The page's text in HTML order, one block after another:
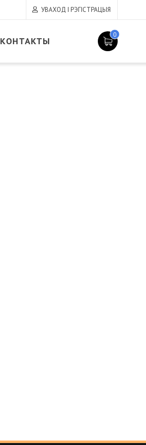
УВАХОД І РЭГІСТРАЦЫЯ
КОНТАКТЫ
0